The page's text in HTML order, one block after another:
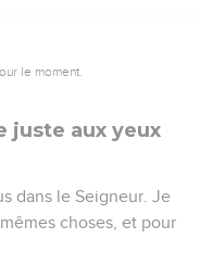
le moment.
juste aux yeux
dans le Seigneur. Je
choses, et pour